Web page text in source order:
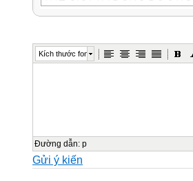
chiến tranh thế giới thứ hai
Pháp đầu hàng và làm tay
9/1940 Nhật tiến vào Đông
cấu kết với nhau cùng áp bức
Kích thước font
Đường dẫn: p
Gửi ý kiến